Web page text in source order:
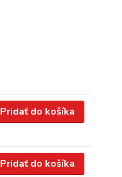
Pridať do košíka
Pridať do košíka